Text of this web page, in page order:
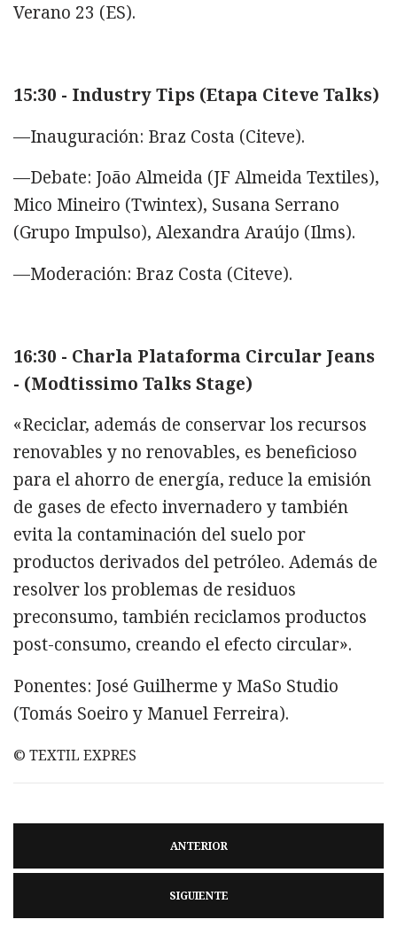
Verano 23 (ES).
15:30 - Industry Tips (Etapa Citeve Talks)
—Inauguración: Braz Costa (Citeve).
—Debate: João Almeida (JF Almeida Textiles),
Mico Mineiro (Twintex), Susana Serrano
(Grupo Impulso), Alexandra Araújo (Ilms).
—Moderación: Braz Costa (Citeve).
16:30 - Charla Plataforma Circular Jeans
- (Modtissimo Talks Stage)
«Reciclar, además de conservar los recursos
renovables y no renovables, es beneficioso
para el ahorro de energía, reduce la emisión
de gases de efecto invernadero y también
evita la contaminación del suelo por
productos derivados del petróleo. Además de
resolver los problemas de residuos
preconsumo, también reciclamos productos
post-consumo, creando el efecto circular».
Ponentes: José Guilherme y MaSo Studio
(Tomás Soeiro y Manuel Ferreira).
© TEXTIL EXPRES
ANTERIOR
SIGUIENTE